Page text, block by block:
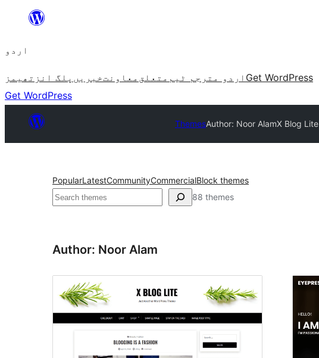
چھوڑیں
پر
اردو
تھیمز پلگ انز خبریںمعاونت متعلق اردو مترجم ٹیم Get WordPress
Get WordPress
ThemesAuthor: Noor AlamX Blog Lite
PopularLatestCommunityCommercialBlock themes
تلاش 88 themes
Author: Noor Alam